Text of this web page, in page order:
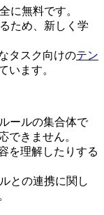
に無料です。
ため、新しく学
タスク向けのテン
います。
ールの集合体で
できません。
を理解したりする
との連携に関し